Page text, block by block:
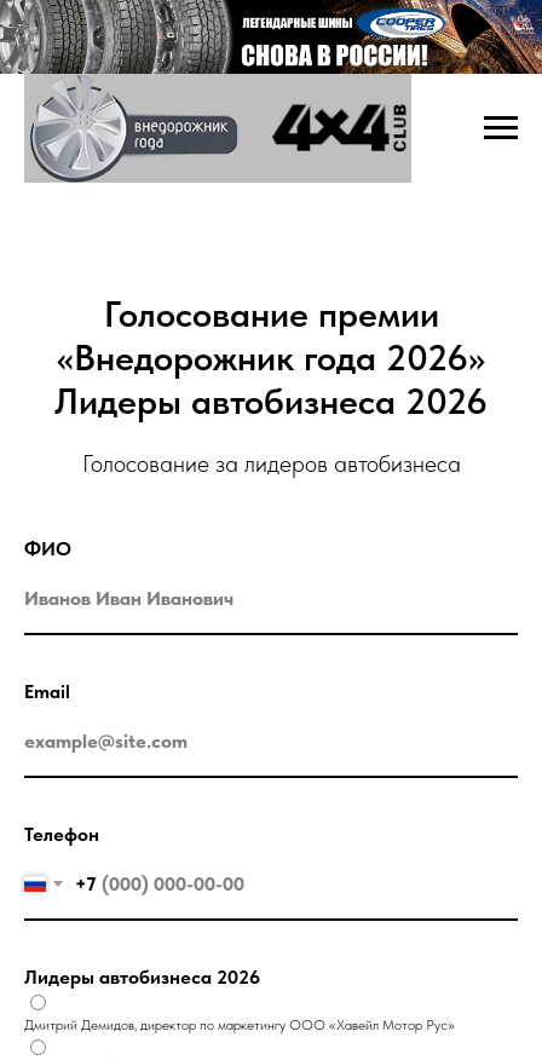
Голосование премии
«Внедорожник года 2026»
Лидеры автобизнеса 2026
Голосование за лидеров автобизнеса
ФИО
Email
Телефон
+7
Лидеры автобизнеса 2026
Дмитрий Демидов, директор по маркетингу ООО «Хавейл Мотор Рус»